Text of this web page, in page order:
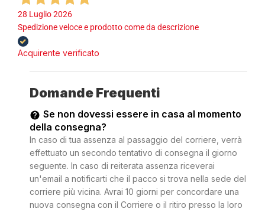
28 Luglio 2026
Spedizione veloce e prodotto come da descrizione
Acquirente verificato
Domande Frequenti
Se non dovessi essere in casa al momento
della consegna?
In caso di tua assenza al passaggio del corriere, verrà
effettuato un secondo tentativo di consegna il giorno
seguente. In caso di reiterata assenza riceverai
un'email a notificarti che il pacco si trova nella sede del
corriere più vicina. Avrai 10 giorni per concordare una
nuova consegna con il Corriere o il ritiro presso la loro